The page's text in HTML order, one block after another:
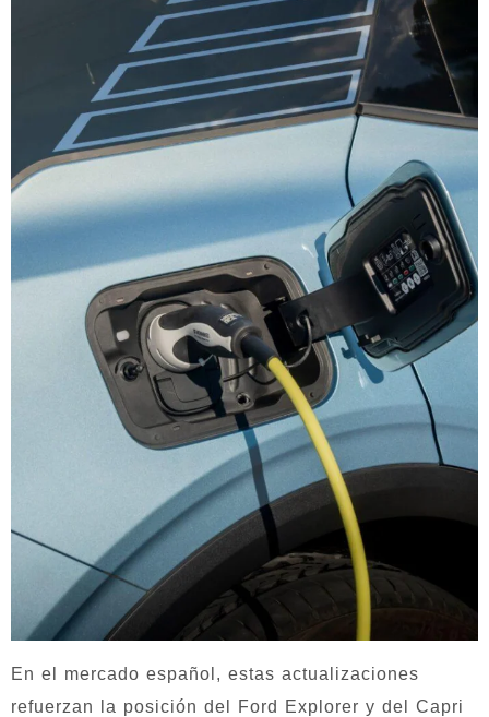
En el mercado español, estas actualizaciones
refuerzan la posición del Ford Explorer y del Capri